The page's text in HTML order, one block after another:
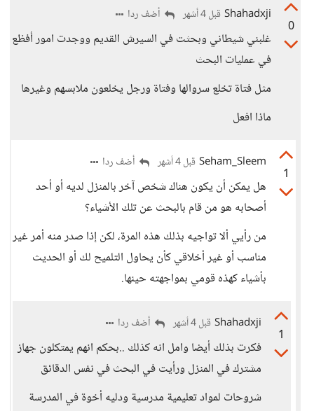
0
Shahadxji قبل 4 أشهر أضف ردا
غلبني شيطاني وبحثت في السيرش القديم ووجدت امور أفظع
في عمليات البحث
مثل فتاة تخلع سروالها وفتاة ورجل يخلعون ملابسهم وغيرها
ماذا افعل
1
Seham_Sleem قبل 4 أشهر أضف ردا
هل يمكن أن يكون هناك شخص آخر بالمنزل لديه أو أحد
أصحابه هو من قام بالبحث عن تلك الأشياء؟
من رأيي ألا تواجيه بذلك هذه المرة، لكن إذا صدر منه أمر غير
مناسب أو غير أخلاقي كأن يحاول التلميح لك أو الحديث
بأشياء كهذه قومي بمواجهته حينها.
1
Shahadxji قبل 4 أشهر أضف ردا
فكرت بذلك أيضا وامل انه كذلك ..بحكم انهم يمتكلون جهاز
مشترك في المنزل ورأيت في البحث في نفس الدقائق
شروحات لمواد تعليمية مدرسية ودليه أخوة في المدرسة